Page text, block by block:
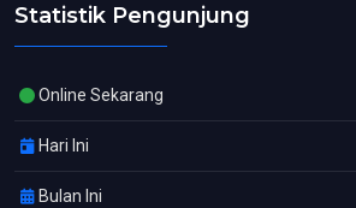
Statistik Pengunjung
Online Sekarang
Hari Ini
Bulan Ini